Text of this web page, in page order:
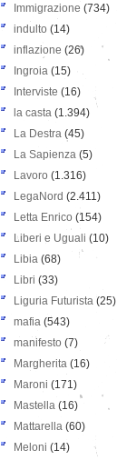
Immigrazione (734)
indulto (14)
inflazione (26)
Ingroia (15)
Interviste (16)
la casta (1.394)
La Destra (45)
La Sapienza (5)
Lavoro (1.316)
LegaNord (2.411)
Letta Enrico (154)
Liberi e Uguali (10)
Libia (68)
Libri (33)
Liguria Futurista (25)
mafia (543)
manifesto (7)
Margherita (16)
Maroni (171)
Mastella (16)
Mattarella (60)
Meloni (14)